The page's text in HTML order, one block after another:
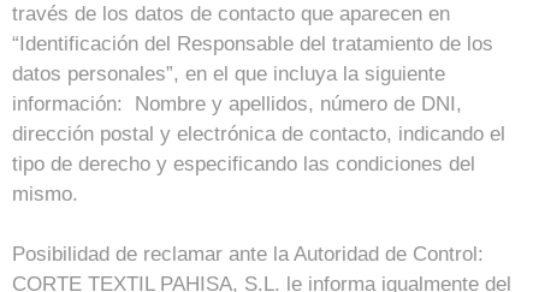
través de los datos de contacto que aparecen en
“Identificación del Responsable del tratamiento de los
datos personales”, en el que incluya la siguiente
información: Nombre y apellidos, número de DNI,
dirección postal y electrónica de contacto, indicando el
tipo de derecho y especificando las condiciones del
mismo.
Posibilidad de reclamar ante la Autoridad de Control:
CORTE TEXTIL PAHISA, S.L. le informa igualmente del